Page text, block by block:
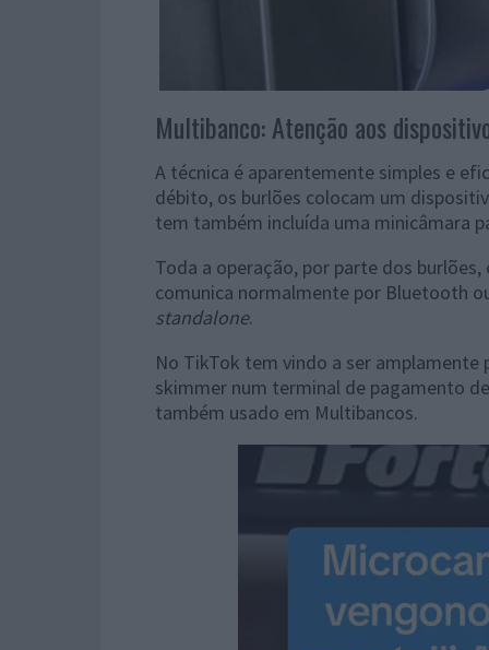
Multibanco: Atenção aos
A técnica é aparentemente simples e
débito, os burlões colocam um
tem também incluída uma minicâmara
Toda a operação, por parte dos
comunica normalmente por Bluetooth
standalone.
No TikTok tem vindo a ser
skimmer num terminal de pagamento
também usado em Multibancos.
Reprodutor
de